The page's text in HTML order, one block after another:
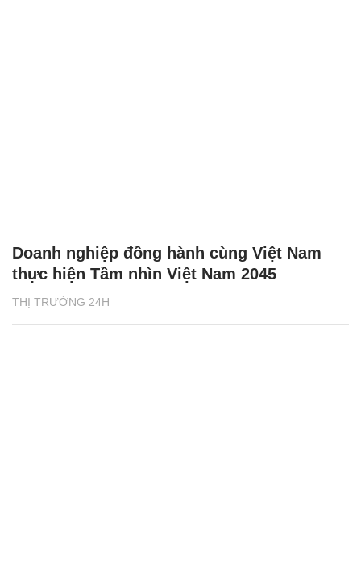
THỊ TRƯỜNG 24H
Doanh nghiệp đồng hành cùng Việt Nam
thực hiện Tầm nhìn Việt Nam 2045